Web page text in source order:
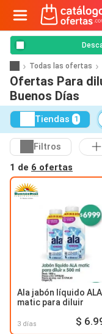
Todas las ofertas
Ofertas Para
Buenos Días
Tiendas 1
Filtros
1 de 6 ofertas
Ala jabón líquido ALA
matic para diluir
3 días $